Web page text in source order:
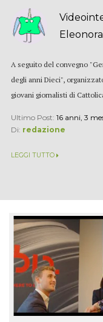
A seguito del convegno
degli anni Dieci",
giovani giornalisti di
Ultimo Post: 16 anni, 3
Di: redazione
LEGGI TUTTO